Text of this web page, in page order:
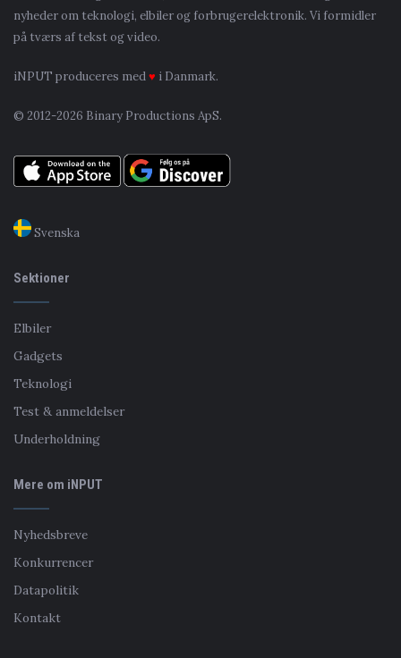
nyheder om teknologi, elbiler og forbrugerelektronik. Vi formidler
på tværs af tekst og video.
iNPUT produceres med♥ i Danmark.
© 2012-2026 Binary Productions ApS.
Svenska
Sektioner
Elbiler
Gadgets
Teknologi
Test & anmeldelser
Underholdning
Mere om iNPUT
Nyhedsbreve
Konkurrencer
Datapolitik
Kontakt